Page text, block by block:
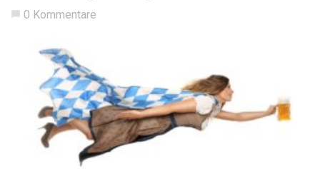
chat_bubble 0 Kommentare